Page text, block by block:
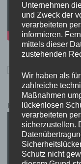
Pokémon Schwert
Unternehmen
und Zweck der
verarbeiteten
informieren.
mittels dieser
zustehenden
Wir haben als
zahlreiche
Maßnahmen
lückenlosen
verarbeiteten
sicherzustellen.
Schutz nicht